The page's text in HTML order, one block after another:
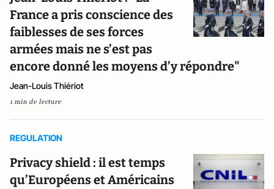
France a pris conscience des
faiblesses de ses forces
armées mais ne s’est pas
encore donné les moyens d’y répondre"
Jean-Louis Thiériot
1 min de lecture
REGULATION
Privacy shield : il est temps
qu’Européens et Américains